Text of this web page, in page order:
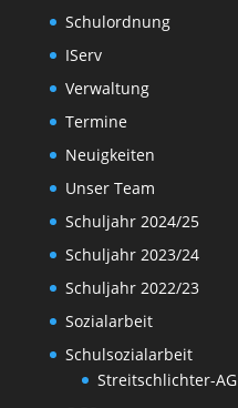
Schulordnung
IServ
Verwaltung
Termine
Neuigkeiten
Unser Team
Schuljahr 2024/25
Schuljahr 2023/24
Schuljahr 2022/23
Sozialarbeit
Schulsozialarbeit
Streitschlichter-AG